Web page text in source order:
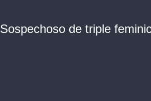
Sospechoso de triple